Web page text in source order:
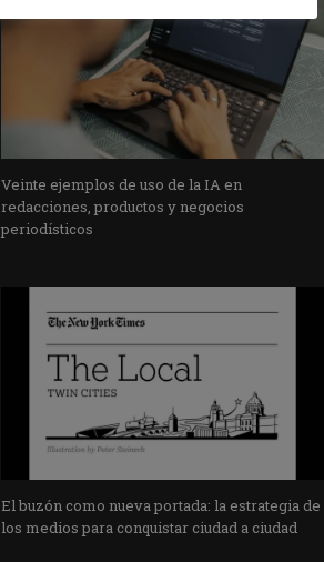
Veinte ejemplos de uso de la IA en
redacciones, productos y negocios
periodísticos
El buzón como nueva portada: la estrategia de
los medios para conquistar ciudad a ciudad